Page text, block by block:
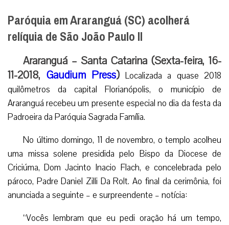
Paróquia em Araranguá (SC) acolherá
relíquia de São João Paulo II
Araranguá – Santa Catarina (Sexta-feira, 16-
11-2018, Gaudium Press) Localizada a quase 2018
quilômetros da capital Florianópolis, o município de
Araranguá recebeu um presente especial no dia da festa da
Padroeira da Paróquia Sagrada Família.
No último domingo, 11 de novembro, o templo acolheu
uma missa solene presidida pelo Bispo da Diocese de
Criciúma, Dom Jacinto Inacio Flach, e concelebrada pelo
pároco, Padre Daniel Zilli Da Rolt. Ao final da cerimônia, foi
anunciada a seguinte – e surpreendente – notícia:
“Vocês lembram que eu pedi oração há um tempo,